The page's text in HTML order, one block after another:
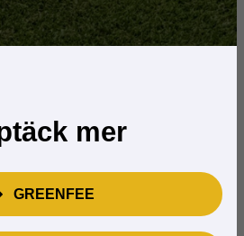
mer
GREENFEE